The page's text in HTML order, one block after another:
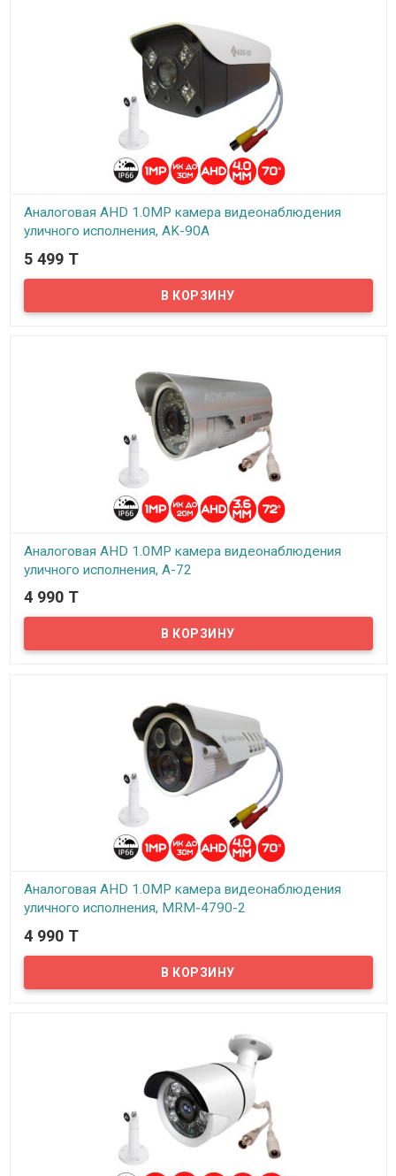
Аналоговая AHD 1.0MP камера видеонаблюдения
уличного исполнения, AK-90A
В наличии
Предлагаем бюджетные аналоговые AHD 1Mpx камеры
видеонаблюдения уличного исполнения, модель AK-90A!
5 499 T
Аналоговая AHD 1.0MP камера видеонаблюдения
уличного исполнения, А-72
В наличии
Предлагаем бюджетные аналоговые AHD 1Mpx камеры
видеонаблюдения уличного исполнения, модель А-72!
4 990 T
Аналоговая AHD 1.0MP камера видеонаблюдения
уличного исполнения, MRM-4790-2
В наличии
Аналоговая AHD 1.0MP камера видеонаблюдения уличного
4 990 T